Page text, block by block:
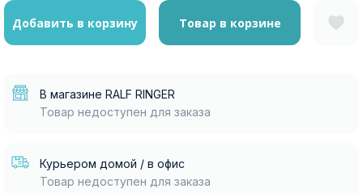
Добавить в корзину Товар в корзине
В магазине RALF RINGER
Товар недоступен для заказа
Курьером домой / в офис
Товар недоступен для заказа